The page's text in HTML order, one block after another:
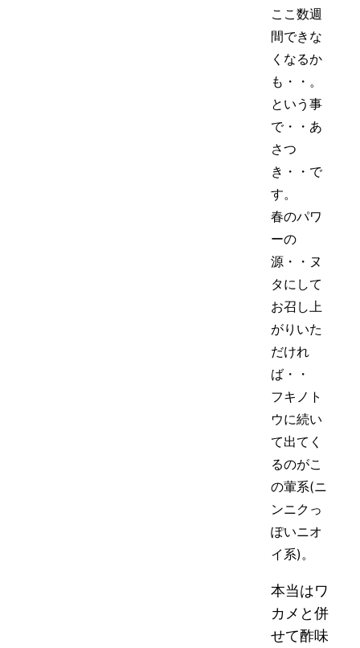
ここ数週
間できな
くなるか
も・・。
という事
で・・あ
さつ
き・・で
す。
春のパワ
ーの
源・・ヌ
タにして
お召し上
がりいた
だけれ
ば・・
フキノト
ウに続い
て出てく
るのがこ
の葷系(ニ
ンニクっ
ぽいニオ
イ系)。
本当はワ
カメと併
せて酢味